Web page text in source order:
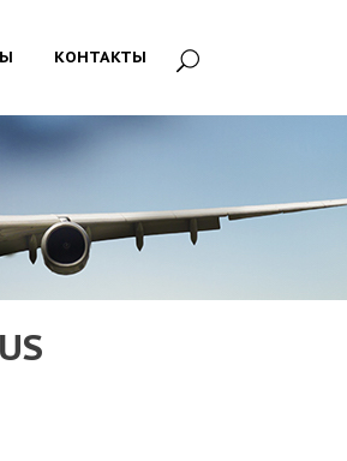
КОНТАКТЫ